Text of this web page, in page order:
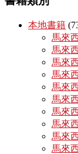
本地書籍
馬來
馬來
馬來
馬來
馬來
馬來
馬來
馬來
馬來
馬來